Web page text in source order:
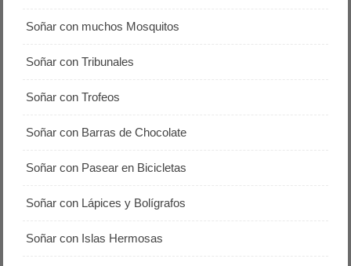
Soñar con muchos Mosquitos
Soñar con Tribunales
Soñar con Trofeos
Soñar con Barras de Chocolate
Soñar con Pasear en Bicicletas
Soñar con Lápices y Bolígrafos
Soñar con Islas Hermosas